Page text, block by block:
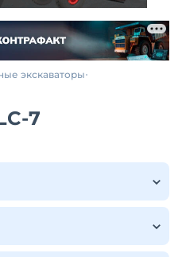
экскаваторы
7